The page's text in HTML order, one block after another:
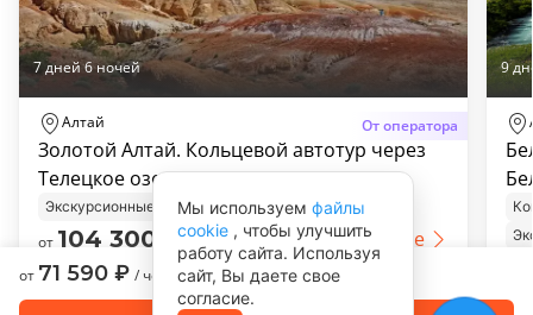
7 дней 6 ночей
Алтай От оператора
Золотой Алтай. Кольцевой автотур через
Телецкое озеро
Экскурсионные туры
Подробнее
от 104 300 ₽/ чел.
9
от 71 590 ₽ / чел.
Мы используем файлы
cookie , чтобы улучшить
работу сайта. Используя
сайт, Вы даете свое
согласие.